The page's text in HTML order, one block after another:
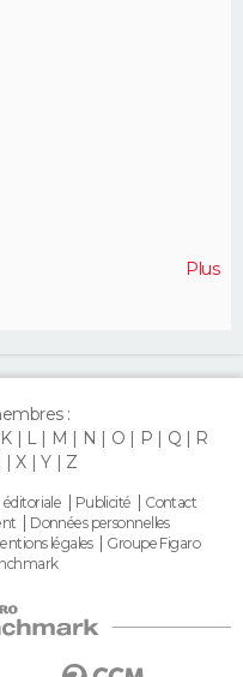
Plus
:
K L M N O P Q
R
X Y Z
Publicité
Contact
Données personnelles
légales
Groupe Figaro